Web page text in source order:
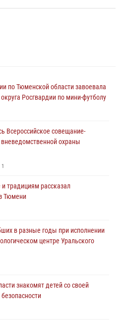
по Тюменской области завоевала
Росгвардии по мини-футболу
Всероссийское совещание-
охраны
1
традициям рассказал
Тюмени
в разные годы при исполнении
центре Уральского
знакомят детей со своей